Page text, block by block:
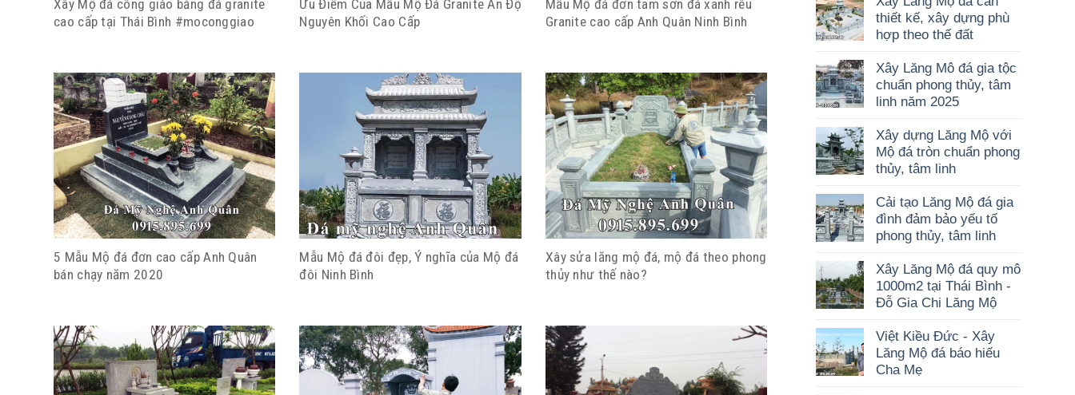
Xây Mộ đá công giáo bằng đá granite
cao cấp tại Thái Bình #moconggiao
Ưu Điểm Của Mẫu Mộ Đá Granite Ấn Độ
Nguyên Khối Cao Cấp
Mẫu Mộ đá đơn tam sơn đá xanh rêu
Granite cao cấp Anh Quân Ninh Bình
5 Mẫu Mộ đá đơn cao cấp Anh Quân
bán chạy năm 2020
Mẫu Mộ đá đôi đẹp, Ý nghĩa của Mộ đá
đôi Ninh Bình
Xây sửa lăng mộ đá, mộ đá theo phong
thủy như thế nào?
thiết kế, xây dựng phù
hợp theo thế đất
Xây Lăng Mô đá gia tộc
chuẩn phong thủy, tâm
linh năm 2025
Xây dựng Lăng Mộ với
Mộ đá tròn chuẩn phong
thủy, tâm linh
Cải tạo Lăng Mộ đá gia
đình đảm bảo yếu tố
phong thủy, tâm linh
Xây Lăng Mộ đá quy mô
1000m2 tại Thái Bình -
Đỗ Gia Chi Lăng Mộ
Việt Kiều Đức - Xây
Lăng Mộ đá báo hiếu
Cha Mẹ